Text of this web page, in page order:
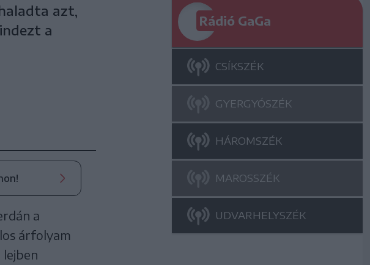
azt,
a
a
árfolyam
Rádió GaGa
CSÍKSZÉK
GYERGYÓSZÉK
HÁROMSZÉK
MAROSSZÉK
UDVARHELYSZÉK